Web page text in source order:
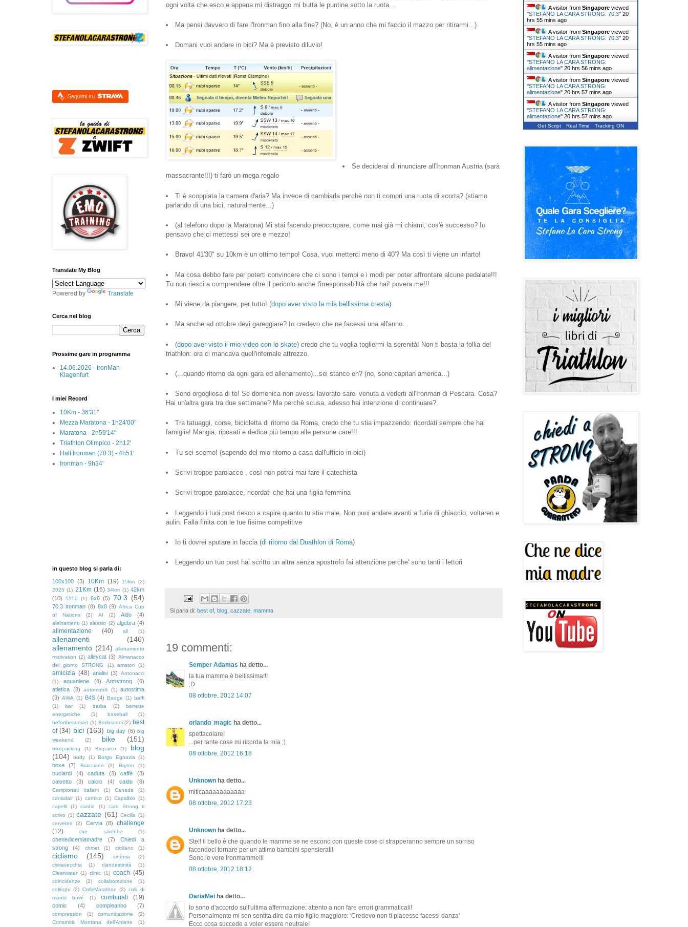
ogni volta che esco e appena mi distraggo mi butta le puntine sotto la ruota...
Ma pensi davvero di fare l'Ironman fino alla fine? (No, è un anno che mi faccio il mazzo per ritirarmi...)
Domani vuoi andare in bici? Ma è previsto diluvio!
Se deciderai di rinunciare all'Ironman Austria (sarà
massacrante!!!) ti farò un mega regalo
Ti è scoppiata la camera d'aria? Ma invece di cambiarla perchè non ti compri una ruota di scorta? (stiamo
parlando di una bici, naturalmente...)
(al telefono dopo la Maratona) Mi stai facendo preoccupare, come mai già mi chiami, cos'è successo? Io
pensavo che ci mettessi sei ore e mezzo!
Bravo! 41'30" su 10km è un ottimo tempo! Cosa, vuoi metterci meno di 40'? Ma così ti viene un infarto!
Ma cosa debbo fare per poterti convincere che ci sono i tempi e i modi per poter affrontare alcune pedalate!!!
Tu non riesci a comprendere oltre il pericolo anche l'irresponsabilità che hai! povera me!!!
Mi viene da piangere, per tutto! (dopo aver visto la mia bellissima cresta)
Ma anche ad ottobre devi gareggiare? Io credevo che ne facessi una all'anno...
(dopo aver visto il mio video con lo skate) credo che tu voglia togliermi la serenità! Non ti basta la follia del
triathlon: ora ci mancava quell'infernale attrezzo.
(...quando ritorno da ogni gara ed allenamento)...sei stanco eh? (no, sono capitan america...)
Sono orgogliosa di te! Se domenica non avessi lavorato sarei venuta a vederti all'Ironman di Pescara. Cosa?
Hai un'altra gara tra due settimane? Ma perchè scusa, adesso hai intenzione di continuare?
Tra tatuaggi, corse, bicicletta di ritorno da Roma, credo che tu stia impazzendo: ricordati sempre che hai
famiglia! Mangia, riposati e dedica più tempo alle persone care!!!
Tu sei scemo! (sapendo del mio ritorno a casa dall'ufficio in bici)
Scrivi troppe parolacce , così non potrai mai fare il catechista
Scrivi troppe parolacce, ricordati che hai una figlia femmina
Leggendo i tuoi post riesco a capire quanto tu stia male. Non puoi andare avanti a furia di ghiaccio, voltaren e
aulin. Falla finita con le tue fisime competitive
Io ti dovrei sputare in faccia (di ritorno dal Duathlon di Roma)
Leggendo un tuo post hai scritto un altra senza apostrofo fai attenzione perche' sono tanti i lettori
Si parla di: best of blog cazzate mamma
19 commenti:
Semper Adamas ha detto...
la tua mamma è bellissima!!!
;D
08 ottobre, 2012 14:07
orlando ҉ magic ha detto...
spettacolare!
...per tante cose mi ricorda la mia ;)
08 ottobre, 2012 16:18
Unknown ha detto...
miticaaaaaaaaaaaa
08 ottobre, 2012 17:23
Unknown ha detto...
Ste!! il bello è che quando le mamme se ne escono con queste cose ci strapperanno sempre un sorriso
facendoci tornare per un attimo bambini spensierati!
Sono le vere Ironmamme!!!
08 ottobre, 2012 18:12
DariaMei ha detto...
Io sono d'accordo sull'ultima affermazione: attento a non fare errori grammaticali!
Personalmente mi son sentita dire da mio figlio maggiore: 'Credevo non ti piacesse facessi danza'
Ecco cosa succede a voler essere neutrale!
Seguimi su
Translate My Blog
Powered by Translate
Cerca nel blog
Prossime gare in programma
14.06.2026 - IronMan
Klagenfurt
I miei Record
10Km - 36'31"
Mezza Maratona - 1h24'00"
Maratona - 2h59'14"
Triathlon Olimpico - 2h12'
Half Ironman (70.3) - 4h51'
Ironman - 9h34'
in questo blog si parla di:
100x100 (3) 10Km (19) 15km
(2)
2025 (1) 21Km (16) 34km (1) 42km
(10)
5150 (1) 6x6 (5) 70.3 (54)
70.3 ironman (8) 8x8 (9) Africa Cup
of Nations
(2) AI (2) Aldo (4)
alelnamenti (1) alessio (2) algebra (4)
alimentazione (40) all (1)
allenamenti
(146)
allenamento (214) allenamento
motivation (2) alleycat (3) Almanacco
del giorno STRONG
(1) amatori (1)
amicizia (48) analisi (3)
Antonacci
(1)
aquaniene (8) Armstrong
(6)
atletica (8) automobili (1) autostima
(3) AWA (1) B4S (4) Badge (1) baffi
(1)
bar (1) barba (2)
barrette
energetiche
(1) baseball
(1)
beforthesunset (1) Berlusconi (2) best
of (34) bici (163) big day (6) big
weekend
(2) bike (151)
bikepacking (1) Bioparco (1)
blog
(104)
body (1) Borgo Egnazia (1)
boxe (7) Bracciano (2) Bryton (1)
buciardi (4) caduta (3) caffè
(3)
calcetto
(3) calcio (4) caldo (8)
Campionati Italiani (1) Canada
(1)
canadair (1) cantico (1) Capalbio
(1)
capelli
(1) cardio (1)
caro Strong ti
scrivo (1) cazzate (61) Cecilia (1)
cerveteri
(2) Cervia (8)
challenge
(12)
che sarebbe (1)
chenedicemiamadre (7)
Chiedi a
strong
(4) chmet (1) ciciliano (1)
ciclismo (145) cinema
(2)
civitavecchia
(1) clandestinità
(1)
Clearwater (1) clinic (1) coach (45)
coincidenze (2) collaborazione
(1)
colleghi (2) ColleMarathon (2) colli di
monte bove
(1) combinati (19)
comic (4) compleanno (7)
compression (1) comunicazione
(2)
Comunità Montana dell'Aniene
(1)
A visitor from Singapore viewed
"STEFANO LA CARA STRONG: 70.3" 20
hrs 55 mins ago
A visitor from Singapore viewed
"STEFANO LA CARA STRONG: 70.3" 20
hrs 55 mins ago
A visitor from Singapore viewed
"STEFANO LA CARA STRONG:
alimentazione" 20 hrs 56 mins ago
A visitor from Singapore viewed
"STEFANO LA CARA STRONG:
alimentazione" 20 hrs 57 mins ago
A visitor from Singapore viewed
"STEFANO LA CARA STRONG:
alimentazione" 20 hrs 57 mins ago
Get Script Real Time Tracking ON